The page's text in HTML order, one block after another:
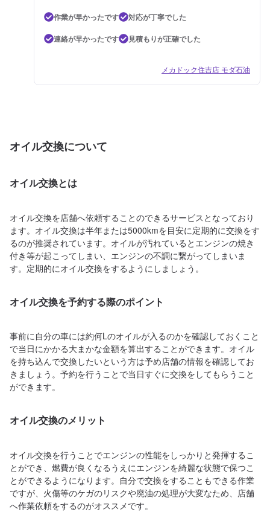
作業が早かったです
対応が丁寧でした
連絡が早かったです
見積もりが正確でした
メカドック住吉店 モダ石油
オイル交換について
オイル交換とは
オイル交換を店舗へ依頼することのできるサービスとなっており
ます。オイル交換は半年または5000kmを目安に定期的に交換をす
るのが推奨されています。オイルが汚れているとエンジンの焼き
付き等が起こってしまい、エンジンの不調に繋がってしまいま
す。定期的にオイル交換をするようにしましょう。
オイル交換を予約する際のポイント
事前に自分の車には約何Lのオイルが入るのかを確認しておくこと
で当日にかかる大まかな金額を算出することができます。オイル
を持ち込んで交換したいという方は予め店舗の情報を確認してお
きましょう。予約を行うことで当日すぐに交換をしてもらうこと
ができます。
オイル交換のメリット
オイル交換を行うことでエンジンの性能をしっかりと発揮するこ
とができ、燃費が良くなるうえにエンジンを綺麗な状態で保つこ
とができるようになります。自分で交換をすることもできる作業
ですが、火傷等のケガのリスクや廃油の処理が大変なため、店舗
へ作業依頼をするのがオススメです。